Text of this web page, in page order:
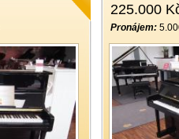
225.000
Pronájem: